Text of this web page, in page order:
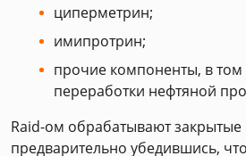
циперметрин;
имипротрин;
прочие компоненты, в том
переработки нефтяной
Raid-ом обрабатывают
предварительно убедившись,